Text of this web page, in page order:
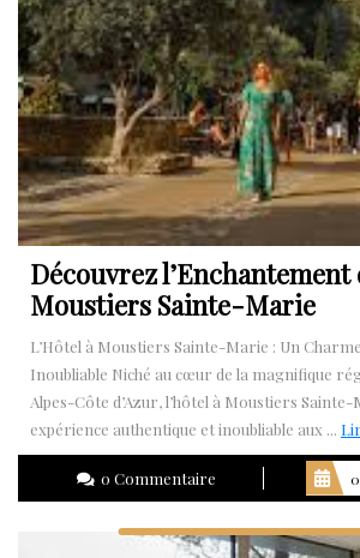
Découvrez l’Enchantement
Moustiers Sainte-Marie
L’Hôtel à Moustiers Sainte-Marie : Un
Inoubliable Niché au cœur de la magnifique
Alpes-Côte d’Azur, l’hôtel à Moustiers
expérience authentique et inoubliable aux ...
0 Commentaire